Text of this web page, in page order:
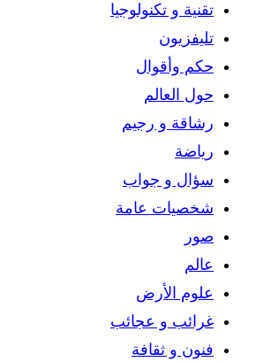
تقنية و تكنولوجيا
تليفزيون
حكم وأقوال
حول العالم
رشاقة و رجيم
رياضة
سؤال و جواب
شخصيات عامة
صور
عالم
علوم الأرض
غرائب و عجائب
فنون و ثقافة